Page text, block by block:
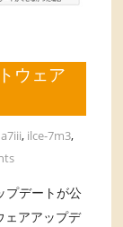
ウェア
a7iii, ilce-7m3,
プデートが公
ェアアップデ